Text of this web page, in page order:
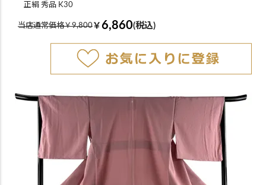
正絹 秀品 K30
当店通常価格￥9,800￥ 6,860(税込)